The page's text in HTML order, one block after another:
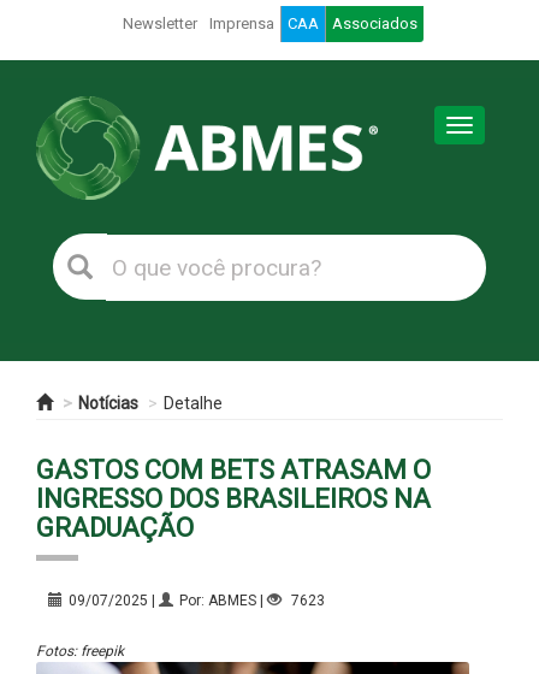
Newsletter Imprensa CAA Associados
Toggle
Notícias Detalhe
GASTOS COM BETS ATRASAM O
INGRESSO DOS BRASILEIROS NA
GRADUAÇÃO
09/07/2025 | Por: ABMES | 7623
Fotos: freepik